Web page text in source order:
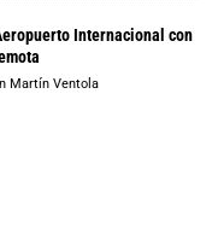
Internacional con
Martín Ventola